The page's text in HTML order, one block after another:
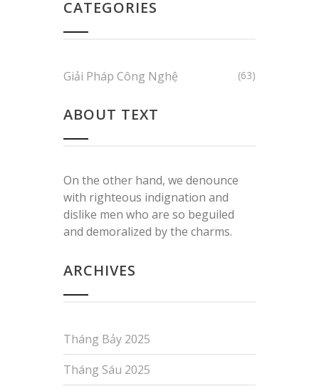
CATEGORIES
Giải Pháp Công Nghệ (63)
ABOUT TEXT
On the other hand, we denounce
with righteous indignation and
dislike men who are so beguiled
and demoralized by the charms.
ARCHIVES
Tháng Bảy 2025
Tháng Sáu 2025